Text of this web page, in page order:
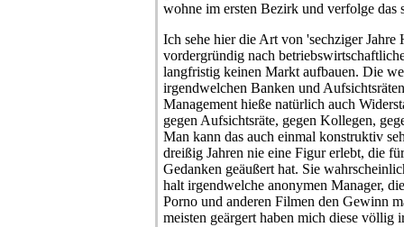
wohne im ersten Bezirk und verfolge das
Ich sehe hier die Art von 'sechziger
vordergründig nach
langfristig keinen Markt aufbauen. Die
irgendwelchen Banken und
Management hieße natürlich auch
gegen Aufsichtsräte, gegen Kollegen,
Man kann das auch einmal konstruktiv
dreißig Jahren nie eine Figur erlebt, die
Gedanken geäußert hat. Sie
halt irgendwelche anonymen Manager,
Porno und anderen Filmen den Gewinn
meisten geärgert haben mich diese völlig